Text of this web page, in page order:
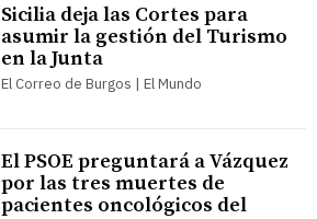
Sicilia deja las Cortes para
asumir la gestión del Turismo
en la Junta
El Correo de Burgos | El Mundo
El PSOE preguntará a Vázquez
por las tres muertes de
pacientes oncológicos del